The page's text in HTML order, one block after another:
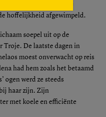
geanimeerd gesprek te
hoffelijkheid afgewimpeld.
soepel uit op de
Troje. De laatste dagen in
moest onverwacht op reis
had hem zoals het betaamd
ogen werd ze steeds
haar zijn. Zijn
met koele en efficiënte